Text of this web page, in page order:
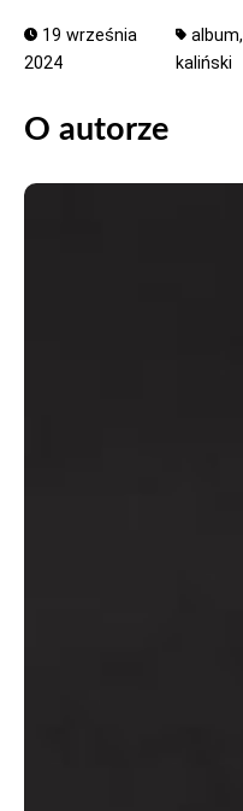
19 września
2024
album,
kaliński
O autorze